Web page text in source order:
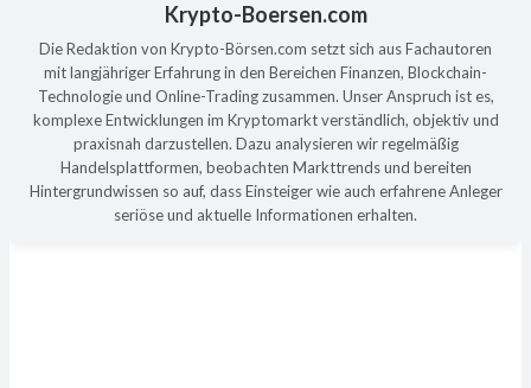
Krypto-Boersen.com
Die Redaktion von Krypto-Börsen.com setzt sich aus Fachautoren
mit langjähriger Erfahrung in den Bereichen Finanzen, Blockchain-
Technologie und Online-Trading zusammen. Unser Anspruch ist es,
komplexe Entwicklungen im Kryptomarkt verständlich, objektiv und
praxisnah darzustellen. Dazu analysieren wir regelmäßig
Handelsplattformen, beobachten Markttrends und bereiten
Hintergrundwissen so auf, dass Einsteiger wie auch erfahrene Anleger
seriöse und aktuelle Informationen erhalten.